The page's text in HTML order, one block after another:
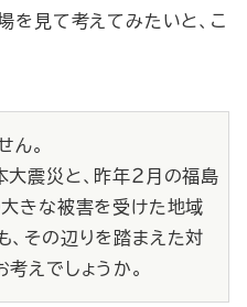
を見て考えてみたいと、こ
ん。
震災と、昨年２月の福島
大きな被害を受けた地域
、その辺りを踏まえた対
えでしょうか。